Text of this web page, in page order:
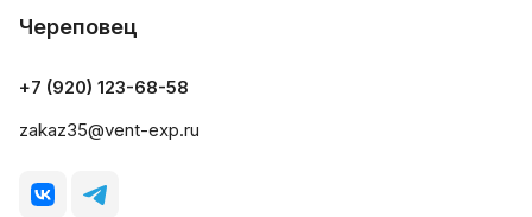
Череповец
+7 (920) 123-68-58
zakaz35@vent-exp.ru